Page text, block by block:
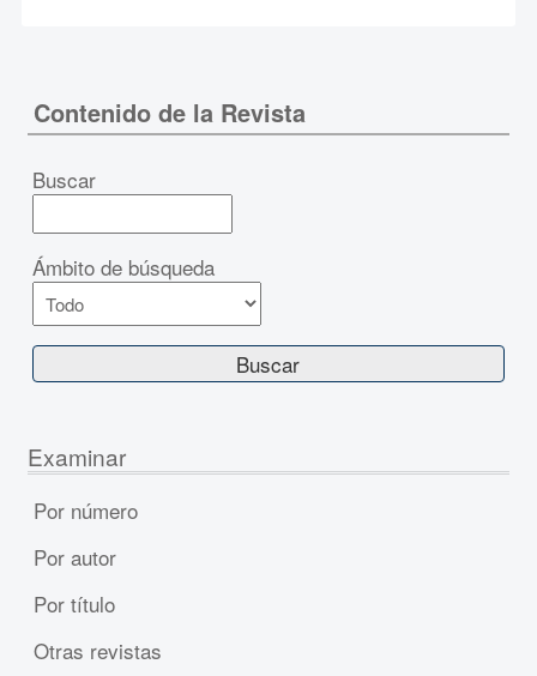
Contenido de la Revista
Buscar
Ámbito de búsqueda
Examinar
Por número
Por autor
Por título
Otras revistas